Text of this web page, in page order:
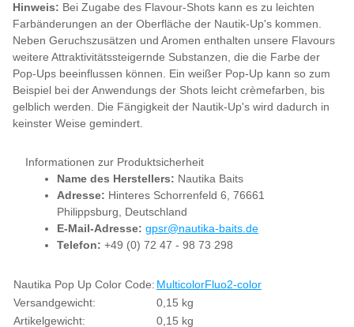
Hinweis: Bei Zugabe des Flavour-Shots kann es zu leichten
Farbänderungen an der Oberfläche der Nautik-Up's kommen.
Neben Geruchszusätzen und Aromen enthalten unsere Flavours
weitere Attraktivitätssteigernde Substanzen, die die Farbe der
Pop-Ups beeinflussen können. Ein weißer Pop-Up kann so zum
Beispiel bei der Anwendungs der Shots leicht crèmefarben, bis
gelblich werden. Die Fängigkeit der Nautik-Up's wird dadurch in
keinster Weise gemindert.
Informationen zur Produktsicherheit
Name des Herstellers: Nautika Baits
Adresse: Hinteres Schorrenfeld 6, 76661
Philippsburg, Deutschland
E-Mail-Adresse: gpsr@nautika-baits.de
Telefon: +49 (0) 72 47 - 98 73 298
Produkteigenschaft
Wert
Nautika Pop Up Color Code: MulticolorFluo2-color
Versandgewicht:
0,15 kg
Artikelgewicht:
0,15 kg